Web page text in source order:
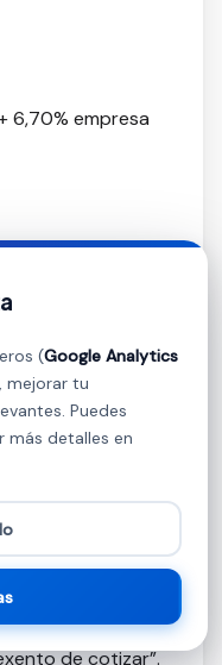
6,70% empresa
reducciones
vigente. La
aproximarse al
con
específicos,
profesionales).
una restricción
de cotizar”.
(Google Analytics
mejorar tu
Puedes
más detalles en